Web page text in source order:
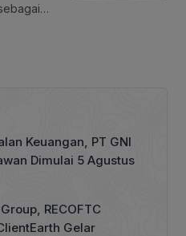
terus
dari
Di
Keuangan, PT GNI
Dimulai 5 Agustus
RECOFTC
Gelar